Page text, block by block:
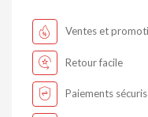
Ventes et
Retour facile
Paiements